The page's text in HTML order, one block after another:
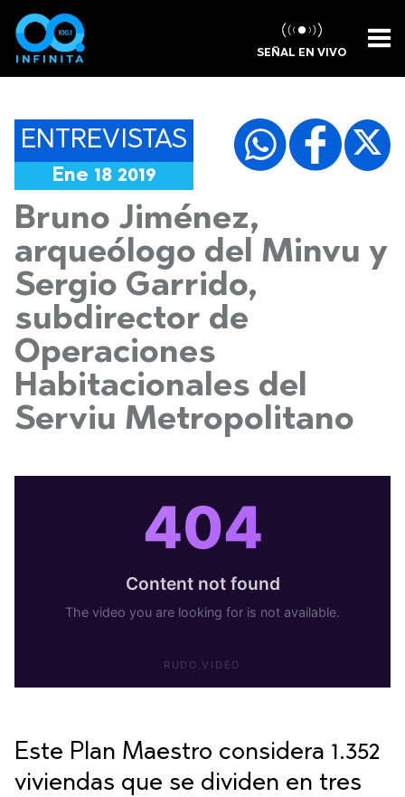
SEÑAL EN VIVO
ENTREVISTAS
Ene 18 2019
Bruno Jiménez,
arqueólogo del Minvu y
Sergio Garrido,
subdirector de
Operaciones
Habitacionales del
Serviu Metropolitano
Este Plan Maestro considera 1.352
viviendas que se dividen en tres